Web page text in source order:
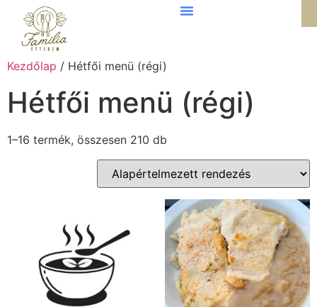
Kezdőlap / Hétfői menü (régi)
Hétfői menü (régi)
1–16 termék, összesen 210 db